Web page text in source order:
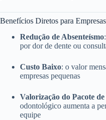
Benefícios Diretos para
Redução de Absenteísmo
por dor de dente ou
Custo Baixo: o valor
empresas pequenas
Valorização do Pacote
odontológico aumenta a
equipe